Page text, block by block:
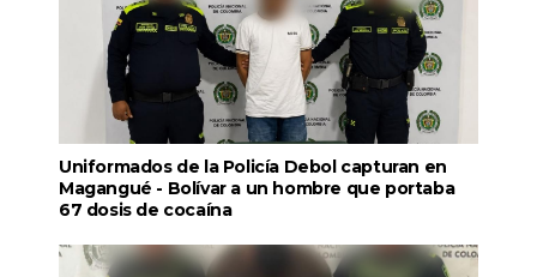
Uniformados de la Policía Debol capturan en
Magangué - Bolívar a un hombre que portaba
67 dosis de cocaína